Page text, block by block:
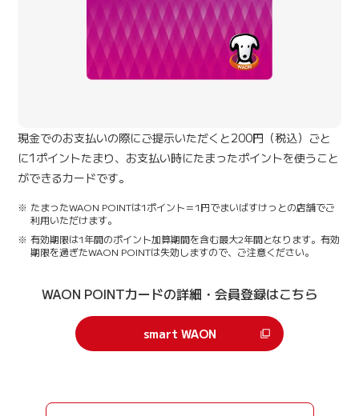
現金でのお支払いの際にご提示いただくと200円（税込）ごと
に1ポイントたまり、お支払い時にたまったポイントを使うこと
ができるカードです。
たまったWAON POINTは1ポイント＝1円でまいばすけっとの店舗でご
利用いただけます。
有効期限は1年間のポイント加算期間を含む最大2年間となります。有効
期限を過ぎたWAON POINTは失効しますので、ご注意ください。
WAON POINTカードの詳細・会員登録はこちら
smart WAON